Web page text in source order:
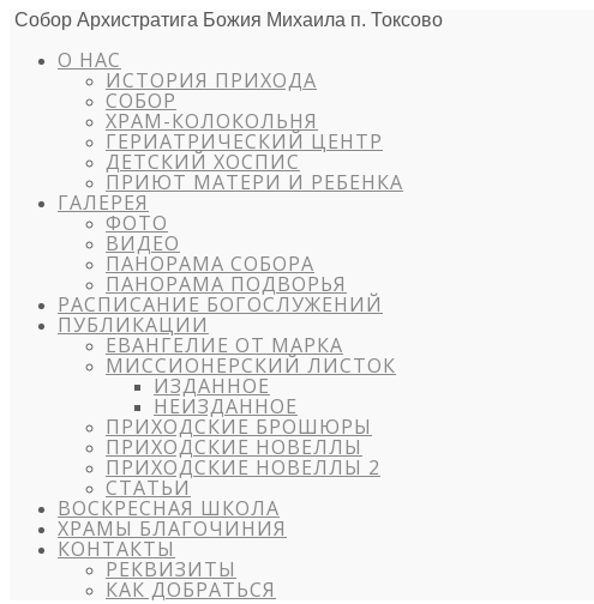
Собор Архистратига Божия Михаила п. Токсово
О НАС
ИСТОРИЯ ПРИХОДА
СОБОР
ХРАМ-КОЛОКОЛЬНЯ
ГЕРИАТРИЧЕСКИЙ ЦЕНТР
ДЕТСКИЙ ХОСПИС
ПРИЮТ МАТЕРИ И РЕБЕНКА
ГАЛЕРЕЯ
ФОТО
ВИДЕО
ПАНОРАМА СОБОРА
ПАНОРАМА ПОДВОРЬЯ
РАСПИСАНИЕ БОГОСЛУЖЕНИЙ
ПУБЛИКАЦИИ
ЕВАНГЕЛИЕ ОТ МАРКА
МИССИОНЕРСКИЙ ЛИСТОК
ИЗДАННОЕ
НЕИЗДАННОЕ
ПРИХОДСКИЕ БРОШЮРЫ
ПРИХОДСКИЕ НОВЕЛЛЫ
ПРИХОДСКИЕ НОВЕЛЛЫ 2
СТАТЬИ
ВОСКРЕСНАЯ ШКОЛА
ХРАМЫ БЛАГОЧИНИЯ
КОНТАКТЫ
РЕКВИЗИТЫ
КАК ДОБРАТЬСЯ